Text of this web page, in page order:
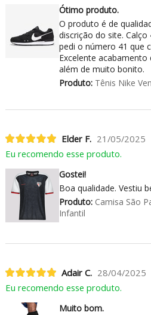
Ótimo produto.
O produto é de
discrição do site.
pedi o número 41 que
Excelente
além de muito bonito.
Produto:Tênis Nike
Elder F. 21/05/2025
Eu recomendo esse produto.
Gostei!
Boa qualidade. Vestiu
Produto:Camisa São
Infantil
Adair C. 28/04/2025
Eu recomendo esse produto.
Muito bom.